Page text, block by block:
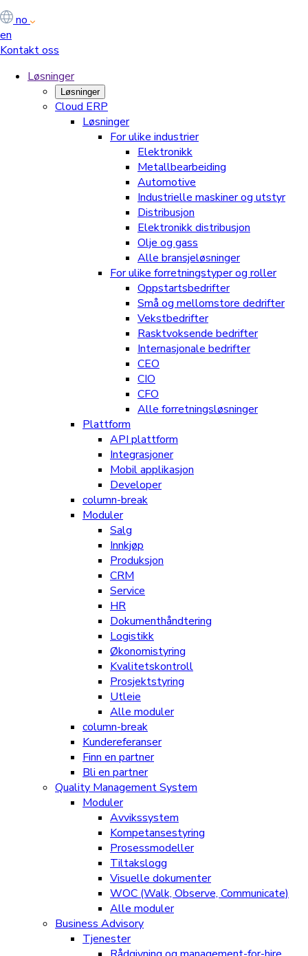
no
en
Kontakt oss
Løsninger
Løsninger
Cloud ERP
Løsninger
For ulike industrier
Elektronikk
Metallbearbeiding
Automotive
Industrielle maskiner og utstyr
Distribusjon
Elektronikk distribusjon
Olje og gass
Alle bransjeløsninger
For ulike forretningstyper og roller
Oppstartsbedrifter
Små og mellomstore dedrifter
Vekstbedrifter
Rasktvoksende bedrifter
Internasjonale bedrifter
CEO
CIO
CFO
Alle forretningsløsninger
Plattform
API plattform
Integrasjoner
Mobil applikasjon
Developer
column-break
Moduler
Salg
Innkjøp
Produksjon
CRM
Service
HR
Dokumenthåndtering
Logistikk
Økonomistyring
Kvalitetskontroll
Prosjektstyring
Utleie
Alle moduler
column-break
Kundereferanser
Finn en partner
Bli en partner
Quality Management System
Moduler
Avvikssystem
Kompetansestyring
Prosessmodeller
Tiltakslogg
Visuelle dokumenter
WOC (Walk, Observe, Communicate)
Alle moduler
Business Advisory
Tjenester